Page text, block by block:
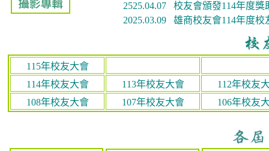
2525.04.07 校友會頒發114年度獎
2025.03.09 雄商校友會114年度校
115年校友大會
114年校友大會
113年校友大會
112年校友
108年校友大會
107年校友大會 106年校友